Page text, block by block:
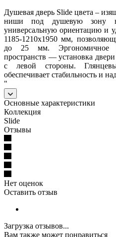
Душевая дверь Slide цвета –
ниши под душевую зону
универсальную ориентацию и
1185-1210х1950 мм,
до 25 мм. Эргономичное
пространств — установка
с левой стороны.
обеспечивает стабильность и
"
Основные характеристики
Коллекция
Slide
Отзывы
Нет оценок
Оставить отзыв
Загрузка отзывов...
Вам также может понравиться